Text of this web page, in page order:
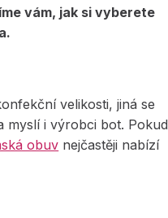
vám, jak si vyberete
velikosti, jiná se
myslí i výrobci bot. Pokud
obuv nejčastěji nabízí